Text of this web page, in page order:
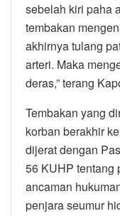
sebelah kiri paha
tembakan
akhirnya tulang
arteri. Maka
deras,” terang
Tembakan yang
korban berakhir
dijerat dengan
56 KUHP tentang
ancaman
penjara seumur